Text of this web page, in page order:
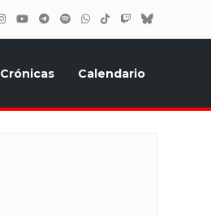
Crónicas Calendario